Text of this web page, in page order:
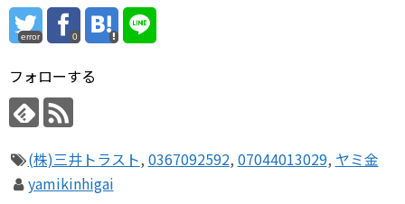
error 0
フォローする
(株)三井トラスト, 0367092592, 07044013029, ヤミ金
yamikinhigai